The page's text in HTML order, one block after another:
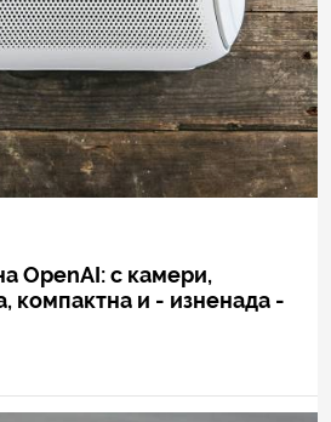
OpenAI: с камери,
компактна и - изненада -